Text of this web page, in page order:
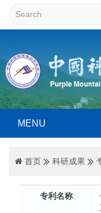
MENU
首页 科研成果
专利名称: